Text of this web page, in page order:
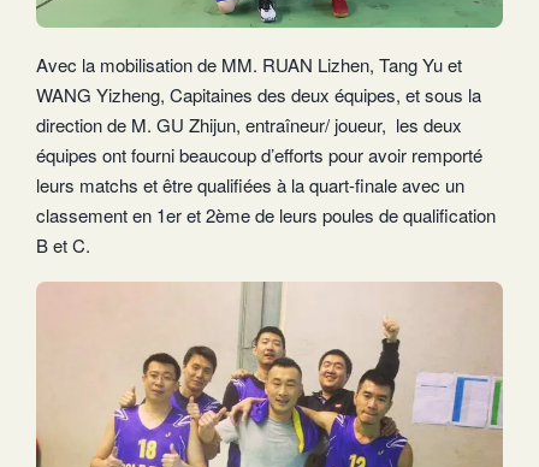
Avec la mobilisation de MM. RUAN Lizhen, Tang Yu et
WANG Yizheng, Capitaines des deux équipes, et sous la
direction de M. GU Zhijun, entraîneur/ joueur, les deux
équipes ont fourni beaucoup d’efforts pour avoir remporté
leurs matchs et être qualifiées à la quart-finale avec un
classement en 1er et 2ème de leurs poules de qualification
B et C.